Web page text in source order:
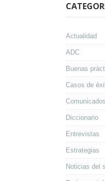
Actualidad
ADC
Buenas
Casos de
Diccionario
Entrevistas
Estrategias
Noticias del